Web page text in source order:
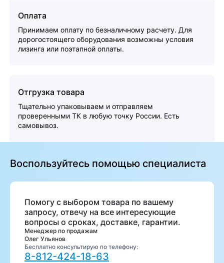
Оплата
Принимаем оплату по безналичному расчету. Для
дорогостоящего оборудования возможны условия
лизинга или поэтапной оплаты.
Отгрузка товара
Тщательно упаковываем и отправляем
проверенными ТК в любую точку России. Есть
самовывоз.
Воспользуйтесь помощью специалиста
Помогу с выбором товара по вашему
запросу, отвечу на все интересующие
вопросы о сроках, доставке, гарантии.
Менеджер по продажам
Олег Ульянов
Бесплатно консультирую по телефону:
8-812-424-18-63